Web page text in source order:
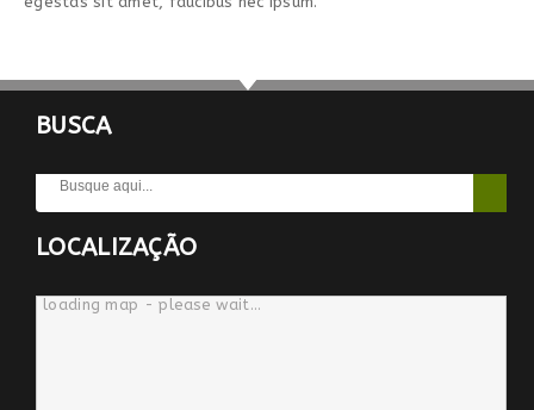
BUSCA
LOCALIZAÇÃO
loading map - please wait...